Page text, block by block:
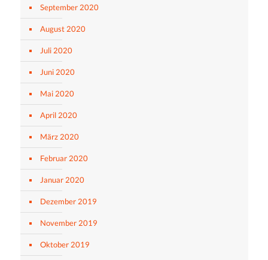
September 2020
August 2020
Juli 2020
Juni 2020
Mai 2020
April 2020
März 2020
Februar 2020
Januar 2020
Dezember 2019
November 2019
Oktober 2019